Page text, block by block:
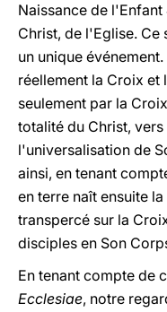
Naissance de
Christ, de l'Eglise. Ce
un unique
réellement la Croix et
seulement par la
totalité du Christ,
l'universalisation de
ainsi, en tenant
en terre naît ensuite
transpercé sur la
disciples en Son
En tenant compte de
Ecclesiae, notre